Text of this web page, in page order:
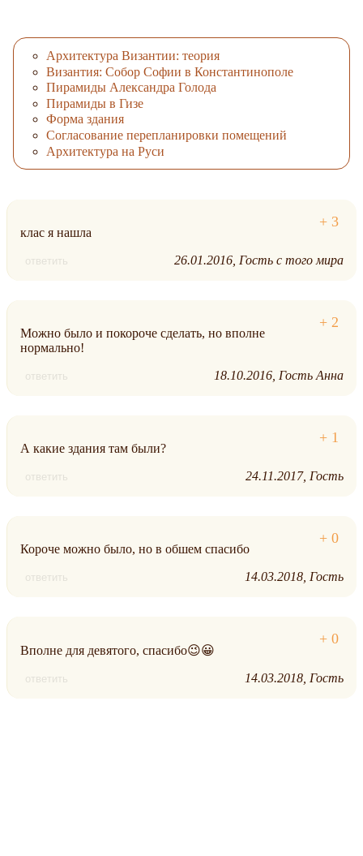
Архитектура Византии: теория
Византия: Собор Софии в Константинополе
Пирамиды Александра Голода
Пирамиды в Гизе
Форма здания
Согласование перепланировки помещений
Архитектура на Руси
клас я нашла
ответить 26.01.2016 Гость с того мира
Можно было и покороче сделать, но вполне
нормально!
ответить 18.10.2016 Гость Анна
А какие здания там были?
ответить 24.11.2017 Гость
Короче можно было, но в обшем спасибо
ответить 14.03.2018 Гость
Вполне для девятого, спасибо😉😀
ответить 14.03.2018 Гость